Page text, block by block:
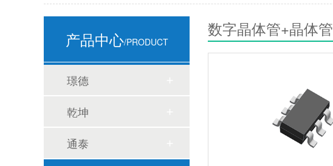
数字晶体管+晶体管
产品中心/PRODUCT
璟德
乾坤
通泰